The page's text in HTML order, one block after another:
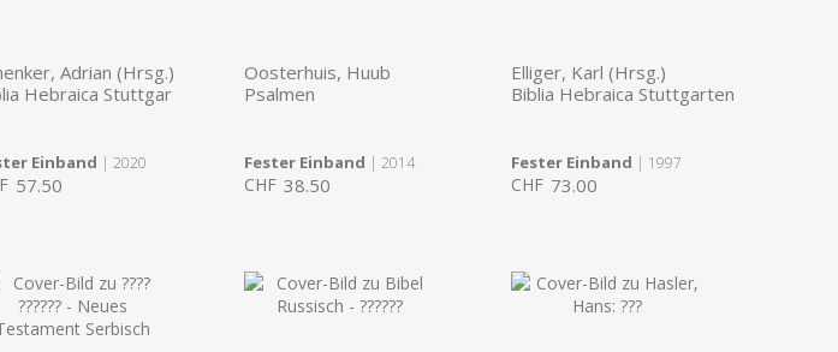
Adrian (Hrsg.)
Hebraica Stuttgar
Einband | 2020
57.50
Oosterhuis, Huub
Psalmen
Fester Einband | 2014
CHF 38.50
Elliger, Karl (Hrsg.)
Biblia Hebraica Stuttgarten
Fester Einband | 1997
CHF 73.00